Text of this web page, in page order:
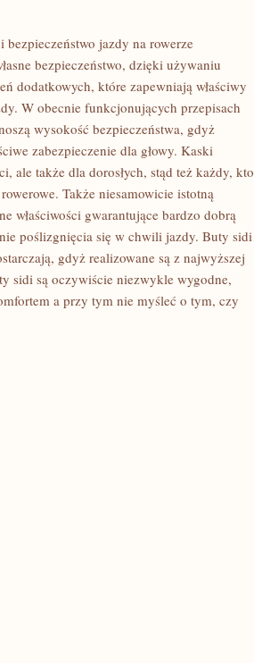
jazdy na rowerze
bezpieczeństwo, dzięki używaniu
dodatkowych, które zapewniają właściwy
W obecnie funkcjonujących przepisach
wysokość bezpieczeństwa, gdyż
zabezpieczenie dla głowy. Kaski
ale także dla dorosłych, stąd też każdy, kto
Także niesamowicie istotną
właściwości gwarantujące bardzo dobrą
poślizgnięcia się w chwili jazdy. Buty sidi
gdyż realizowane są z najwyższej
sidi są oczywiście niezwykle wygodne,
a przy tym nie myśleć o tym, czy